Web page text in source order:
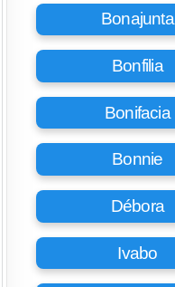
Bonajunta
Bonfilia
Bonifacia
Bonnie
Débora
Ivabo